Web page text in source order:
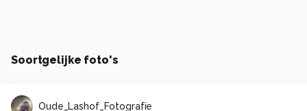
Soortgelijke foto's
Oude_Lashof_Fotografie